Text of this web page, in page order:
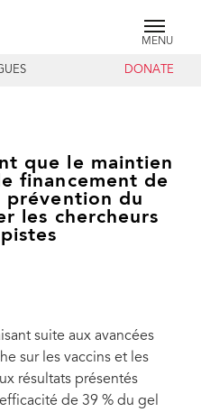
MENU
DONATE
que le maintien
financement de
prévention du
les chercheurs
suite aux avancées
sur les vaccins et les
résultats présentés
de 39 % du gel